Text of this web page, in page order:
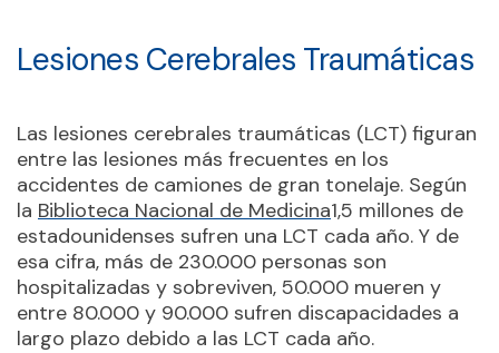
Lesiones Cerebrales Traumáticas
Las lesiones cerebrales traumáticas (LCT) figuran
entre las lesiones más frecuentes en los
accidentes de camiones de gran tonelaje. Según
la Biblioteca Nacional de Medicina1,5 millones de
estadounidenses sufren una LCT cada año. Y de
esa cifra, más de 230.000 personas son
hospitalizadas y sobreviven, 50.000 mueren y
entre 80.000 y 90.000 sufren discapacidades a
largo plazo debido a las LCT cada año.